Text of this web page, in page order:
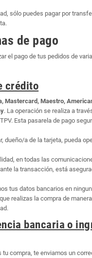
sólo puedes pagar por
de pago
el pago de tus pedidos de
crédito
Mastercard, Maestro,
. La operación se realiza a
Esta pasarela de pago
dueño/a de la tarjeta, pueda
en todas las
la transacción, está
tus datos bancarios en
realizas la compra de
bancaria o
tu compra, te enviamos un